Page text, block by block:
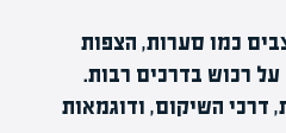
כמו סערות, הצפות
רכוש בדרכים רבות.
השיקום, ודוגמאות